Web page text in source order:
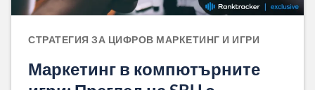
СТРАТЕГИЯ ЗА ЦИФРОВ МАРКЕТИНГ И ИГРИ
Маркетинг в компютърните